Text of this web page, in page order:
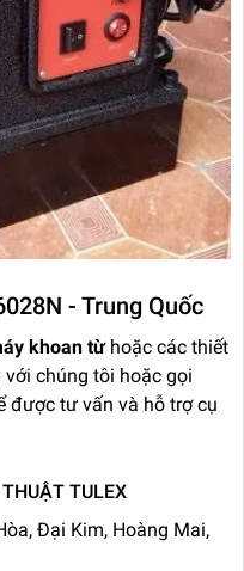
- Trung Quốc
khoan từ hoặc các thiết
chúng tôi hoặc gọi
được tư vấn và hỗ trợ cụ
TULEX
Đại Kim, Hoàng Mai,